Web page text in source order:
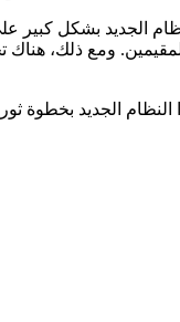
الجديد بشكل
ومع ذلك، هناك
النظام الجديد بخطوة